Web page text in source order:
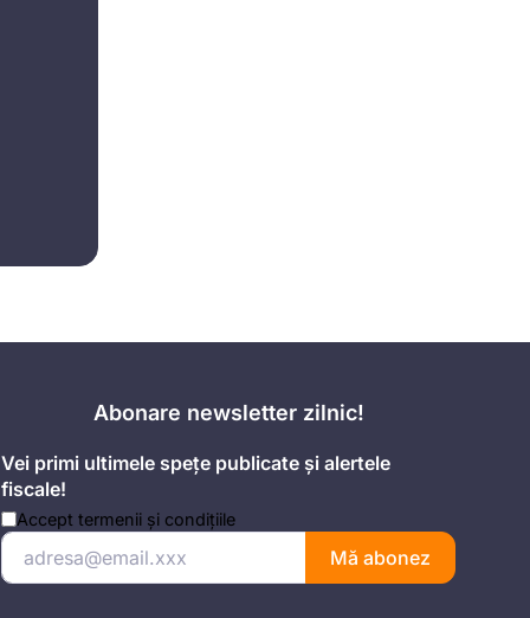
Abonare newsletter zilnic!
Vei primi ultimele spețe publicate și alertele
fiscale!
Accept termenii și condițiile
Mă abonez